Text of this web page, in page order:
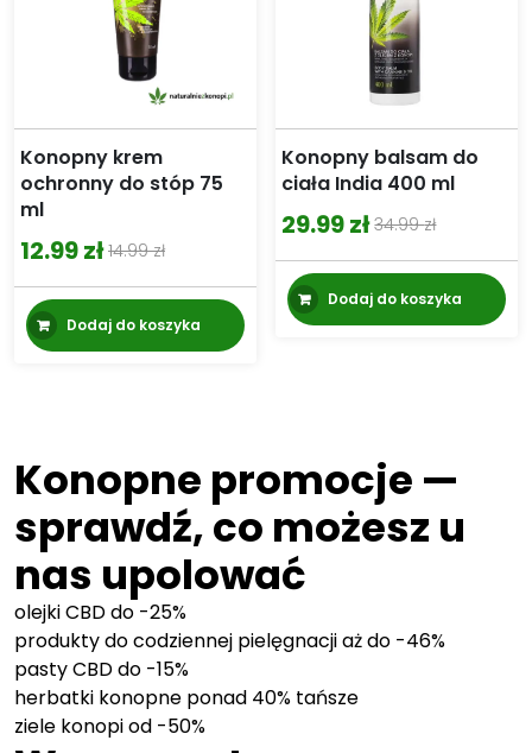
Konopny krem
ochronny do stóp 75
ml
14.99zł
Pierwotna
cena
wynosiła:
12.99zł
Aktualna
cena
wynosi:Dodaj do koszyka
Konopny balsam do
ciała India 400 ml
34.99zł
Pierwotna
cena
wynosiła:
29.99zł
Aktualna
cena
wynosi:Dodaj do koszyka
Konopne promocje —
sprawdź, co możesz u
nas upolować
olejki CBD do -25%
produkty do codziennej pielęgnacji aż do -46%
pasty CBD do -15%
herbatki konopne ponad 40% tańsze
ziele konopi od -50%